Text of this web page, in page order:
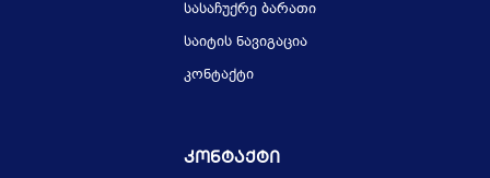
სასაჩუქრე ბარათი
საიტის ნავიგაცია
კონტაქტი
Კონტაქტი